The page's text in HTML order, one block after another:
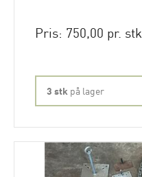
Pris: 750,00 pr. stk
3 stk på lager